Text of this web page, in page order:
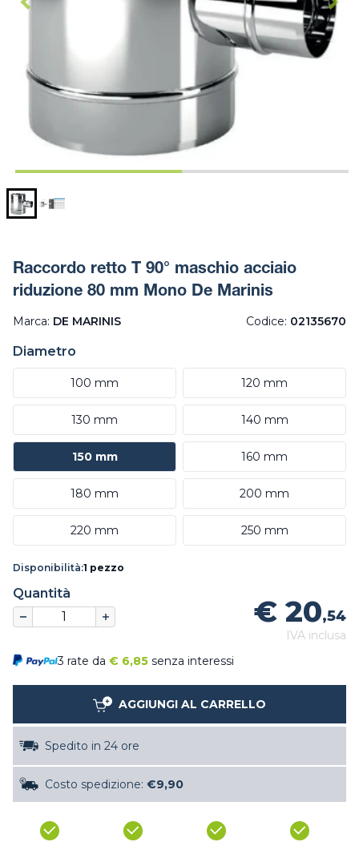
Raccordo retto T 90° maschio acciaio
riduzione 80 mm Mono De Marinis
Marca: DE MARINIS Codice: 02135670
Diametro
100 mm 120 mm
130 mm 140 mm
150 mm 160 mm
180 mm 200 mm
220 mm 250 mm
Disponibilità:1 pezzo
Quantità
€ 20,54
IVA inclusa
3 rate da € 6,85 senza interessi
AGGIUNGI AL CARRELLO
Spedito in 24 ore
Costo spedizione: €9,90